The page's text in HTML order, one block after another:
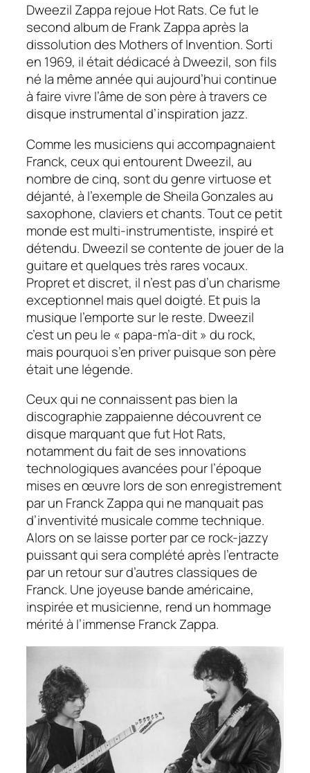
Dweezil Zappa rejoue Hot Rats. Ce fut le
second album de Frank Zappa après la
dissolution des Mothers of Invention.Sorti
en 1969, il était dédicacé à Dweezil, son fils
né la même année qui aujourd’hui continue
à faire vivre l’âme de son père à travers ce
disque instrumental d’inspiration jazz.
Comme les musiciens qui accompagnaient
Franck, ceux qui entourent Dweezil, au
nombre de cinq, sont du genre virtuose et
déjanté, à l’exemple de Sheila Gonzales au
saxophone, claviers et chants. Tout ce petit
monde est multi-instrumentiste, inspiré et
détendu. Dweezil se contente de jouer de la
guitare et quelques très rares vocaux.
Propret et discret, il n’est pas d’un charisme
exceptionnel mais quel doigté. Et puis la
musique l’emporte sur le reste. Dweezil
c’est un peu le « papa-m’a-dit » du rock,
mais pourquoi s’en priver puisque son père
était une légende.
Ceux qui ne connaissent pas bien la
discographiezappaiennedécouvrent ce
disque marquant que futHot Rats,
notamment du fait de ses innovations
technologiques avancées pour l’époque
mises en œuvre lors de son enregistrement
par un Franck Zappa qui ne manquait pas
d’inventivité musicale comme technique.
Alors on se laisse porter par ce rock-jazzy
puissant qui sera complété après l’entracte
par un retour sur d’autres classiques de
Franck. Une joyeuse bande américaine,
inspirée et musicienne, rend un hommage
mérité à l’immense Franck Zappa.